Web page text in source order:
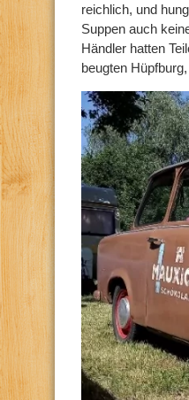
reichlich, und
Suppen auch
Händler hatten
beugten